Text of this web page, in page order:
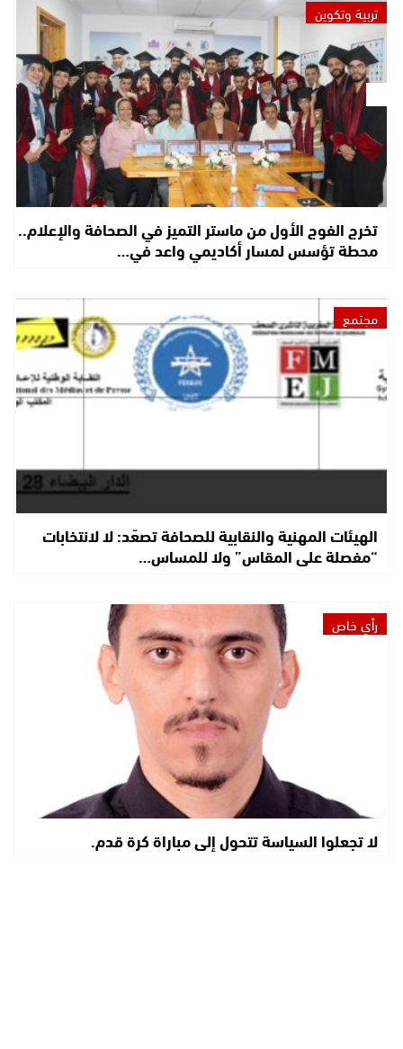
تربية وتكوين
تخرج الفوج الأول من ماستر التميز في الصحافة والإعلام..
محطة تؤسس لمسار أكاديمي واعد في…
مجتمع
الهيئات المهنية والنقابية للصحافة تصعّد: لا لانتخابات
“مفصلة على المقاس” ولا للمساس…
رأي خاص
لا تجعلوا السياسة تتحول إلى مباراة كرة قدم.